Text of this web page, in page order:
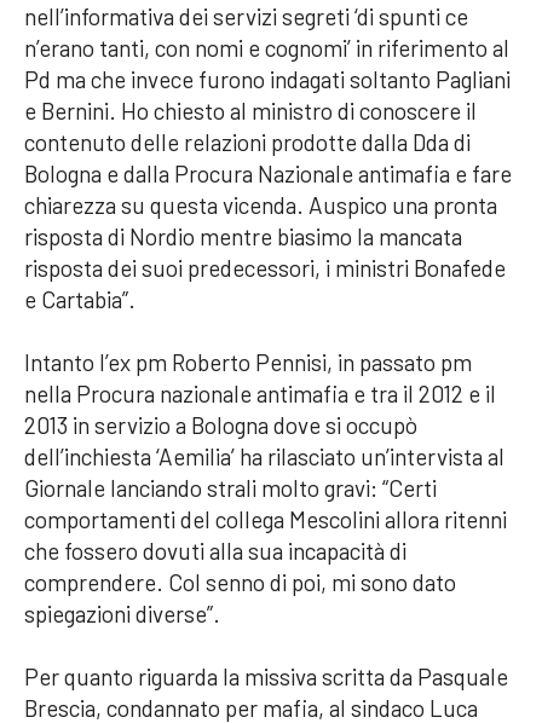
nell’informativa dei servizi segreti ‘di spunti ce
n’erano tanti, con nomi e cognomi’ in riferimento al
Pd ma che invece furono indagati soltanto Pagliani
e Bernini. Ho chiesto al ministro di conoscere il
contenuto delle relazioni prodotte dalla Dda di
Bologna e dalla Procura Nazionale antimafia e fare
chiarezza su questa vicenda. Auspico una pronta
risposta di Nordio mentre biasimo la mancata
risposta dei suoi predecessori, i ministri Bonafede
e Cartabia”.
Intanto l’ex pm Roberto Pennisi, in passato pm
nella Procura nazionale antimafia e tra il 2012 e il
2013 in servizio a Bologna dove si occupò
dell’inchiesta ‘Aemilia’ ha rilasciato un’intervista al
Giornale lanciando strali molto gravi: “Certi
comportamenti del collega Mescolini allora ritenni
che fossero dovuti alla sua incapacità di
comprendere. Col senno di poi, mi sono dato
spiegazioni diverse”.
Per quanto riguarda la missiva scritta da Pasquale
Brescia, condannato per mafia, al sindaco Luca